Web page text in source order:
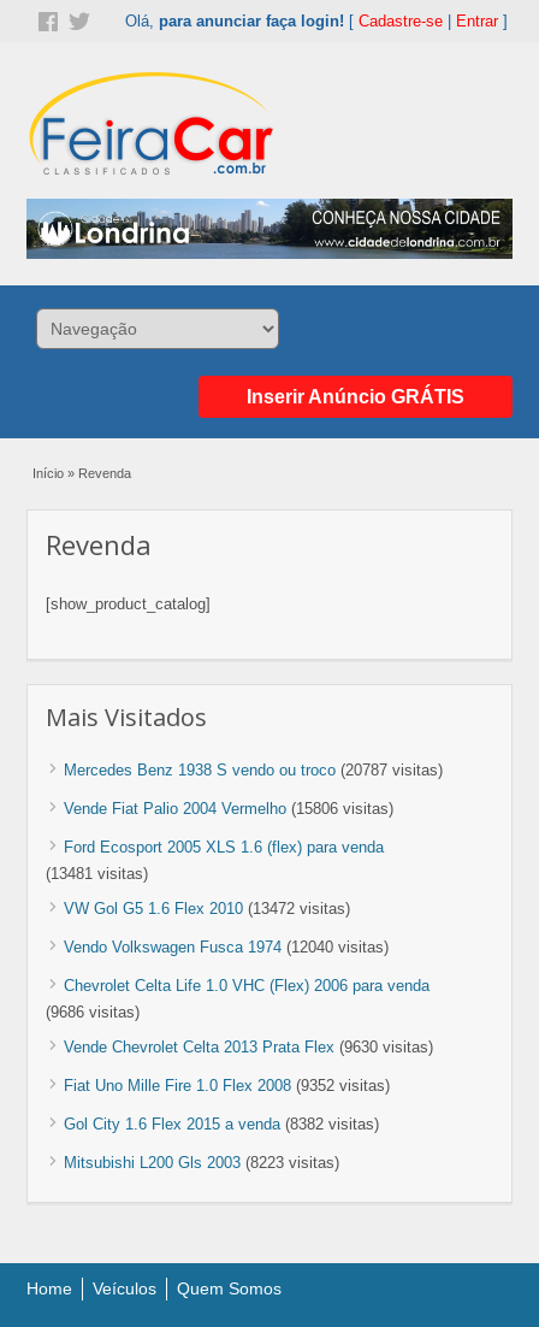
Olá, para anunciar faça login! [ Cadastre-se| Entrar]
Inserir Anúncio GRÁTIS
Início » Revenda
Revenda
[show_product_catalog]
Mais Visitados
Mercedes Benz 1938 S vendo ou troco (20787 visitas)
Vende Fiat Palio 2004 Vermelho (15806 visitas)
Ford Ecosport 2005 XLS 1.6 (flex) para venda
(13481 visitas)
VW Gol G5 1.6 Flex 2010 (13472 visitas)
Vendo Volkswagen Fusca 1974 (12040 visitas)
Chevrolet Celta Life 1.0 VHC (Flex) 2006 para venda
(9686 visitas)
Vende Chevrolet Celta 2013 Prata Flex (9630 visitas)
Fiat Uno Mille Fire 1.0 Flex 2008 (9352 visitas)
Gol City 1.6 Flex 2015 a venda(8382 visitas)
Mitsubishi L200 Gls 2003 (8223 visitas)
Home Veículos Quem Somos